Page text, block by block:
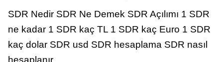
SDR Nedir SDR Ne Demek SDR Açılımı 1 SDR
ne kadar 1 SDR kaç TL 1 SDR kaç Euro 1 SDR
kaç dolar SDR usd SDR hesaplama SDR nasıl
hesaplanır